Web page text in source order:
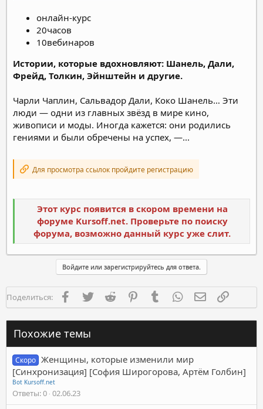
онлайн-курс
20часов
10вебинаров
Истории, которые вдохновляют: Шанель, Дали,
Фрейд, Толкин, Эйнштейн и другие.
Чарли Чаплин, Сальвадор Дали, Коко Шанель… Эти
люди — одни из главных звёзд в мире кино,
живописи и моды. Иногда кажется: они родились
гениями и были обречены на успех, —...
Для просмотра ссылок пройдите регистрацию
Этот курс появится в скором времени на
форуме Kursoff.net. Проверьте по поиску
форума, возможно данный курс уже слит.
Войдите или зарегистрируйтесь для ответа.
Поделиться: FacebookTwitter Reddit PinterestTumblr WhatsAppЭлектронная
Похожие темы
Скоро Женщины, которые изменили мир
[Синхронизация] [София Широгорова, Артём Голбин]
Bot Kursoff.net
Ответы 0 02.06.23